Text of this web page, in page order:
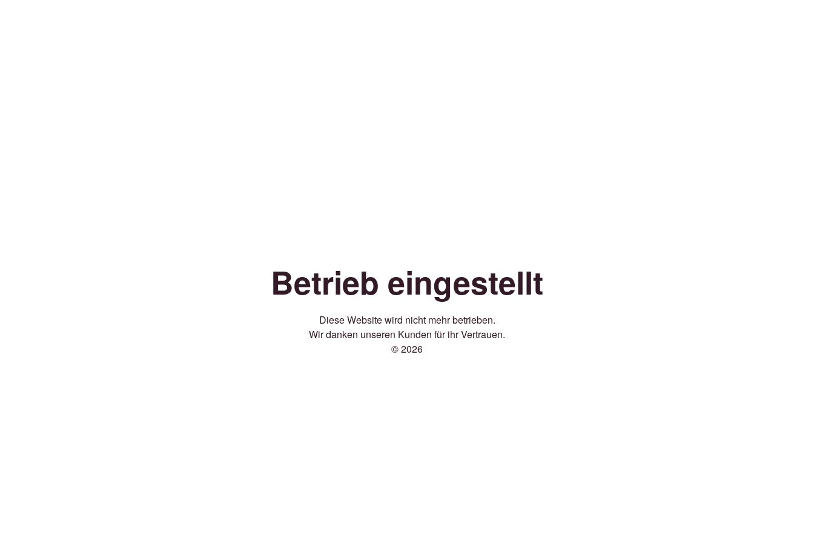
Betrieb eingestellt
Diese Website wird nicht mehr betrieben.
Wir danken unseren Kunden für ihr Vertrauen.
© 2026